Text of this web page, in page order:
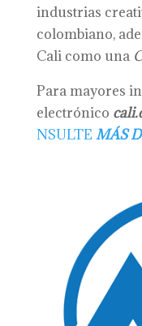
industrias
colombiano,
Cali como una
Para mayores
electrónico
NSULTE MÁS